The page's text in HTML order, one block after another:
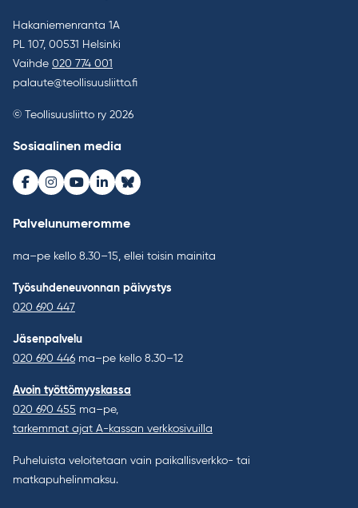
Hakaniemenranta 1A
PL 107, 00531 Helsinki
Vaihde 020 774 001
palaute@teollisuusliitto.fi
© Teollisuusliitto ry 2026
Sosiaalinen media
Facebook
Instagram
Youtube
LinkedInBluesky
Palvelunumeromme
ma–pe kello 8.30–15, ellei toisin mainita
Työsuhdeneuvonnan päivystys
020 690 447
Jäsenpalvelu
020 690 446 ma–pe kello 8.30–12
Avoin työttömyyskassa
020 690 455 ma–pe,
tarkemmat ajat A-kassan verkkosivuilla
Puheluista veloitetaan vain paikallisverkko- tai
matkapuhelinmaksu.